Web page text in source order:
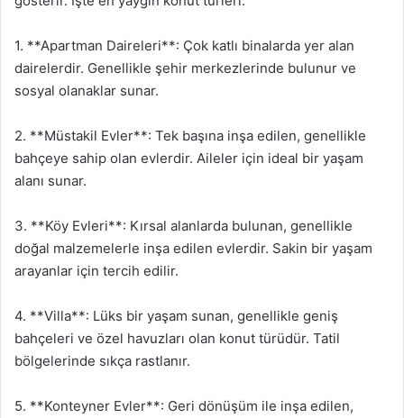
1. **Apartman Daireleri**: Çok katlı binalarda yer alan
dairelerdir. Genellikle şehir merkezlerinde bulunur ve
sosyal olanaklar sunar.
2. **Müstakil Evler**: Tek başına inşa edilen, genellikle
bahçeye sahip olan evlerdir. Aileler için ideal bir yaşam
alanı sunar.
3. **Köy Evleri**: Kırsal alanlarda bulunan, genellikle
doğal malzemelerle inşa edilen evlerdir. Sakin bir yaşam
arayanlar için tercih edilir.
4. **Villa**: Lüks bir yaşam sunan, genellikle geniş
bahçeleri ve özel havuzları olan konut türüdür. Tatil
bölgelerinde sıkça rastlanır.
5. **Konteyner Evler**: Geri dönüşüm ile inşa edilen,